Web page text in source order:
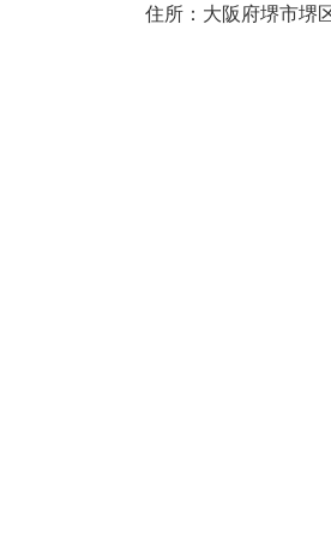
住所：大阪府堺市堺